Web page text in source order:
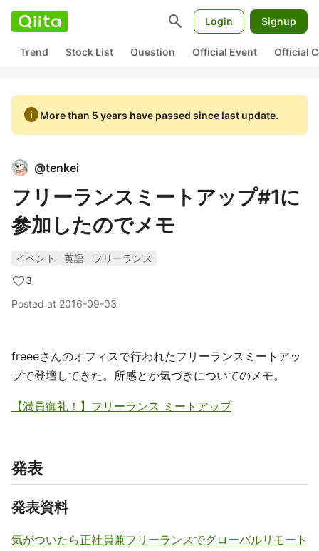
search Login Signup
Trend Stock List Question Official Event Official
infoMore than 5 years have passed since last update.
@tenkei
フリーランスミートアップ#1に
参加したのでメモ
イベント 英語
フリーランス
3
Posted at 2016-09-03
freeeさんのオフィスで行われたフリーランスミートアッ
プで登壇してきた。所感とか気づきについてのメモ。
【満員御礼！】フリーランス ミートアップ
発表
発表資料
気がついたら正社員兼フリーランスでグローバルリモート